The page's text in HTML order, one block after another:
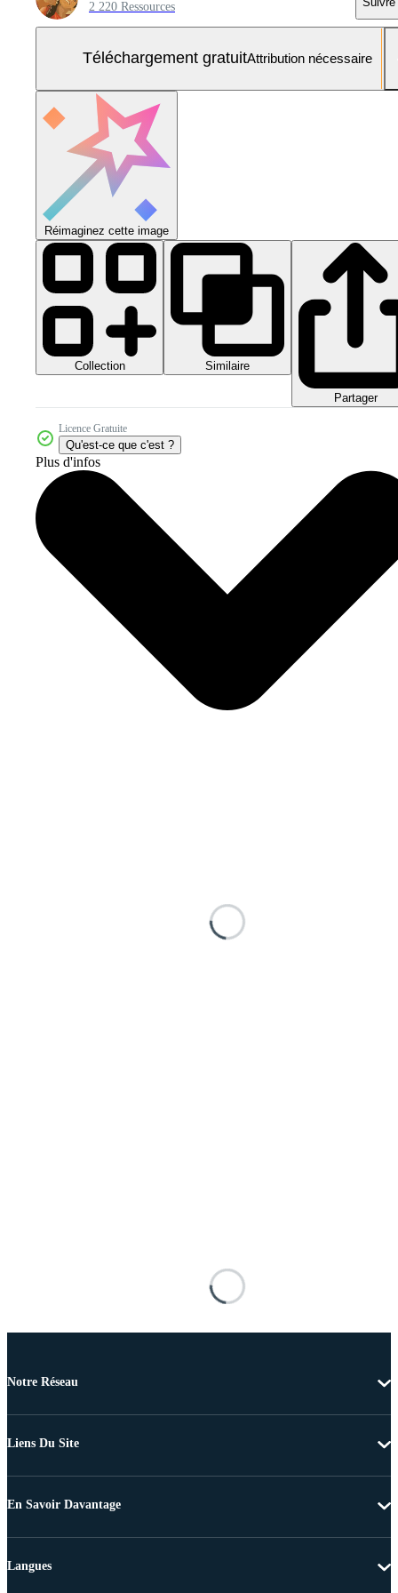
2 220 Ressources
Téléchargement gratuitAttribution nécessaire
Réimaginez cette image
Collection Similaire
Partager
Licence Gratuite
Qu'est-ce que c'est ?
Plus d'infos
Notre Réseau
Liens Du Site
En Savoir Davantage
Langues